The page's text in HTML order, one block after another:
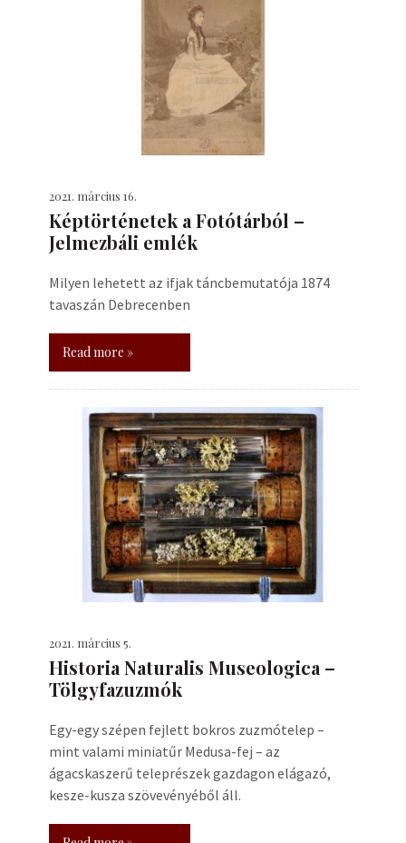
2021. március 16.
Képtörténetek a Fotótárból –
Jelmezbáli emlék
Milyen lehetett az ifjak táncbemutatója 1874
tavaszán Debrecenben
Read more »
2021. március 5.
Historia Naturalis Museologica –
Tölgyfazuzmók
Egy-egy szépen fejlett bokros zuzmótelep –
mint valami miniatűr Medusa-fej – az
ágacskaszerű teleprészek gazdagon elágazó,
kesze-kusza szövevényéből áll.